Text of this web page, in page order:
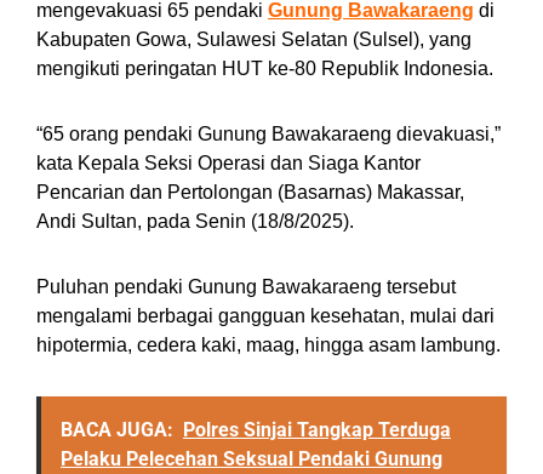
mengevakuasi 65 pendaki Gunung Bawakaraeng di
Kabupaten Gowa, Sulawesi Selatan (Sulsel), yang
mengikuti peringatan HUT ke-80 Republik Indonesia.
“65 orang pendaki Gunung Bawakaraeng dievakuasi,”
kata Kepala Seksi Operasi dan Siaga Kantor
Pencarian dan Pertolongan (Basarnas) Makassar,
Andi Sultan, pada Senin (18/8/2025).
Puluhan pendaki Gunung Bawakaraeng tersebut
mengalami berbagai gangguan kesehatan, mulai dari
hipotermia, cedera kaki, maag, hingga asam lambung.
BACA JUGA: Polres Sinjai Tangkap Terduga
Pelaku Pelecehan Seksual Pendaki Gunung